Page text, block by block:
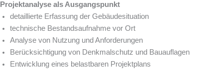
Projektanalyse als Ausgangspunkt
detaillierte Erfassung der Gebäudesituation
technische Bestandsaufnahme vor Ort
Analyse von Nutzung und Anforderungen
Berücksichtigung von Denkmalschutz und Bauauflagen
Entwicklung eines belastbaren Projektplans